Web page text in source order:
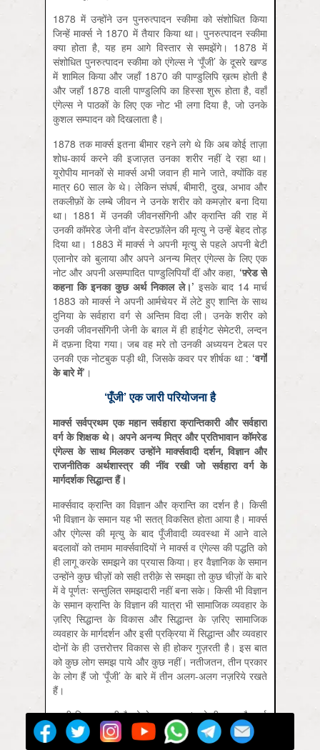
1878 में उन्होंने उन पुनरुत्पादन स्कीमा को संशोधित किया
जिन्हें मार्क्स ने 1870 में तैयार किया था। पुनरुत्पादन स्कीमा
क्या होता है, यह हम आगे विस्तार से समझेंगे। 1878 में
संशोधित पुनरुत्पादन स्कीमा को एंगेल्स ने ‘पूँजी’ के दूसरे खण्ड
में शामिल किया और जहाँ 1870 की पाण्डुलिपि ख़त्म होती है
और जहाँ 1878 वाली पाण्डुलिपि का हिस्सा शुरू होता है, वहाँ
एंगेल्स ने पाठकों के लिए एक नोट भी लगा दिया है, जो उनके
कुशल सम्पादन को दिखलाता है।
1878 तक मार्क्स इतना बीमार रहने लगे थे कि अब कोई ताज़ा
शोध-कार्य करने की इजाज़त उनका शरीर नहीं दे रहा था।
यूरोपीय मानकों से मार्क्स अभी जवान ही माने जाते, क्योंकि वह
मात्र 60 साल के थे। लेकिन संघर्ष, बीमारी, दुख, अभाव और
तकलीफ़ों के लम्बे जीवन ने उनके शरीर को कमज़ोर बना दिया
था। 1881 में उनकी जीवनसंगिनी और क्रान्ति की राह में
उनकी कॉमरेड जेनी वॉन वेस्टफ़ॉलेन की मृत्यु ने उन्हें बेहद तोड़
दिया था। 1883 में मार्क्स ने अपनी मृत्यु से पहले अपनी बेटी
एलानोर को बुलाया और अपने अनन्य मित्र एंगेल्स के लिए एक
नोट और अपनी असम्पादित पाण्डुलिपियाँ दीं और कहा, ‘फ़्रेड से
कहना कि इनका कुछ अर्थ निकाल ले।’ इसके बाद 14 मार्च
1883 को मार्क्स ने अपनी आर्मचेयर में लेटे हुए शान्ति के साथ
दुनिया के सर्वहारा वर्ग से अन्तिम विदा ली। उनके शरीर को
उनकी जीवनसंगिनी जेनी के बग़ल में ही हाईगेट सेमेटरी, लन्दन
में दफ़ना दिया गया। जब वह मरे तो उनकी अध्ययन टेबल पर
उनकी एक नोटबुक पड़ी थी, जिसके कवर पर शीर्षक था : ‘वर्गों
के बारे में’ ।
‘पूँजी’ एक जारी परियोजना है
मार्क्स सर्वप्रथम एक महान सर्वहारा क्रान्तिकारी और सर्वहारा
वर्ग के शिक्षक थे। अपने अनन्य मित्र और प्रतिभावान कॉमरेड
एंगेल्स के साथ मिलकर उन्होंने मार्क्सवादी दर्शन,विज्ञान और
राजनीतिक अर्थशास्त्र की नींव रखी जो सर्वहारा वर्ग के
मार्गदर्शक सिद्धान्त हैं।
मार्क्सवाद क्रान्ति का विज्ञान और क्रान्ति का दर्शन है। किसी
भी विज्ञान के समान यह भी सतत् विकसित होता आया है। मार्क्स
और एंगेल्स की मृत्यु के बाद पूँजीवादी व्यवस्था में आने वाले
बदलावों को तमाम मार्क्सवादियों ने मार्क्स व एंगेल्स की पद्धति को
ही लागू करके समझने का प्रयास किया। हर वैज्ञानिक के समान
उन्होंने कुछ चीज़ों को सही तरीक़े से समझा तो कुछ चीज़ों के बारे
में वे पूर्णतः सन्तुलित समझदारी नहीं बना सके। किसी भी विज्ञान
के समान क्रान्ति के विज्ञान की यात्रा भी सामाजिक व्यवहार के
ज़रिए सिद्धान्त के विकास और सिद्धान्त के ज़रिए सामाजिक
व्यवहार के मार्गदर्शन और इसी प्रक्रिया में सिद्धान्त और व्यवहार
दोनों के ही उत्तरोत्तर विकास से ही होकर गुज़रती है। इस बात
को कुछ लोग समझ पाये और कुछ नहीं। नतीजतन, तीन प्रकार
के लोग हैं जो ‘पूँजी’ के बारे में तीन अलग-अलग नज़रिये रखते
हैं।
पहली किस्म उनकी है जो केवल खण्ड-1 को ही शुद्ध और पूर्ण
मानते हैं क्योंकि केवल इसे ही मार्क्स पूरा करके अपने जीवनकाल
में प्रकाशित कर पाये थे। इसके बाद के खण्डों को वे विचलन के